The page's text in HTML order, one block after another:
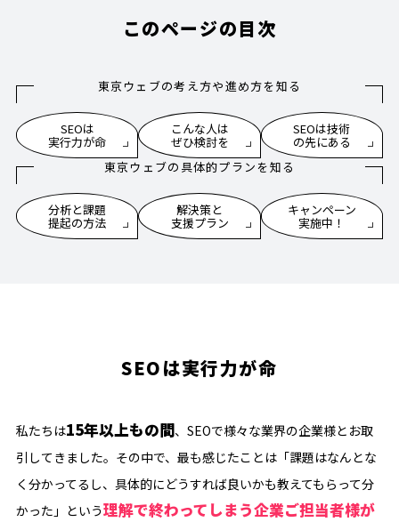
このページの目次
東京ウェブの考え方や進め方を知る
SEOは
実行力が命
こんな人は
ぜひ検討を
SEOは技術
の先にある
東京ウェブの具体的プランを知る
分析と課題
提起の方法
解決策と
支援プラン
キャンペーン
実施中！
SEOは実行力が命
私たちは15年以上もの間、SEOで様々な業界の企業様とお取
引してきました。その中で、最も感じたことは「課題はなんとな
く分かってるし、具体的にどうすれば良いかも教えてもらって分
かった」という理解で終わってしまう企業ご担当者様が